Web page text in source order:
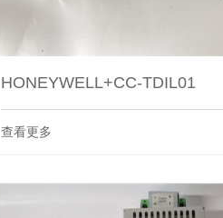
HONEYWELL+CC-TDIL01
查看更多